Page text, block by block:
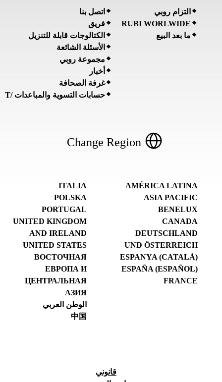
التزام روبي
RUBI WORLWIDE
ما بعد البيع
اتصل بنا
فريق
الكتالوجات قابلة للتنزيل
الأسئلة الشائعة
مجموعة روبي
أخبار
غرفة الصحافة
حسابات التسوية والمباعدات /T
Change Region
AMÉRICA LATINA
ASIA PACIFIC
BENELUX
CANADA
DEUTSCHLAND
UND ÖSTERREICH
ESPANYA (CATALÀ)
ESPAÑA (ESPAÑOL)
FRANCE
ITALIA
POLSKA
PORTUGAL
UNITED KINGDOM
AND IRELAND
UNITED STATES
ВОСТОЧНАЯ
ЕВРОПА И
ЦЕНТРАЛЬНАЯ
АЗИЯ
الوطن العربي
中国
قانوني